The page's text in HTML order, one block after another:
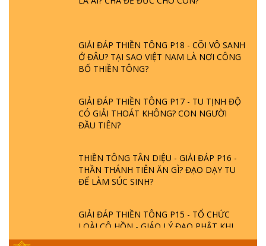
GIẢI ĐÁP THIỀN TÔNG P18 - CÕI VÔ SANH
Ở ĐÂU? TẠI SAO VIỆT NAM LÀ NƠI CÔNG
BỐ THIỀN TÔNG?
GIẢI ĐÁP THIỀN TÔNG P17 - TU TỊNH ĐỘ
CÓ GIẢI THOÁT KHÔNG? CON NGƯỜI
ĐẦU TIÊN?
THIỀN TÔNG TÂN DIỆU - GIẢI ĐÁP P16 -
THẦN THÁNH TIÊN ĂN GÌ? ĐẠO DẠY TU
ĐỂ LÀM SÚC SINH?
GIẢI ĐÁP THIỀN TÔNG P15 - TỔ CHỨC
LOÀI CÔ HỒN - GIÁO LÝ ĐẠO PHẬT KHI
NÀO XUẤT BẢN